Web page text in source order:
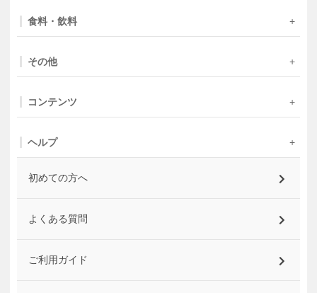
食料・飲料
その他
コンテンツ
ヘルプ
初めての方へ
よくある質問
ご利用ガイド